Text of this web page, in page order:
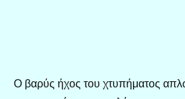
Ο βαρύς ήχος του χτυπήματος